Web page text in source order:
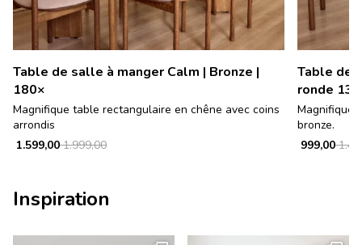
Table de salle à manger Calm | Bronze |
180×
Magnifique table rectangulaire en chêne avec coins
arrondis
1.999,00
1.599,00
Table de
ronde 130
Magnifique
bronze.
999,00
Inspiration